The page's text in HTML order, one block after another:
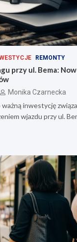
REMONTY
przy ul. Bema:
Monika Czarnecka
inwestycję
wjazdu przy ul.